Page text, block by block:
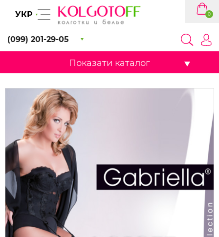
УКР
(099) 201-29-05
0
Показати каталог